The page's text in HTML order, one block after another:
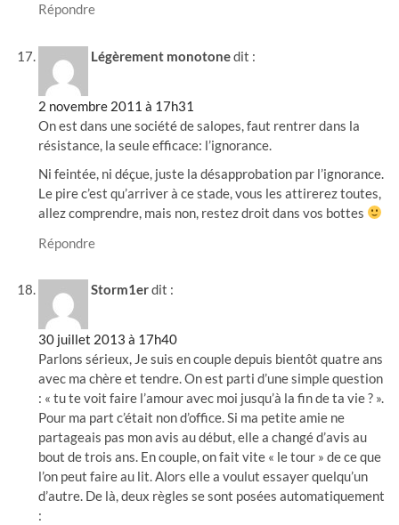
Répondre
Légèrement monotonedit :
2 novembre 2011 à 17h31
On est dans une société de salopes, faut rentrer dans la
résistance, la seule efficace: l’ignorance.
Ni feintée, ni déçue, juste la désapprobation par l’ignorance.
Le pire c’est qu’arriver à ce stade, vous les attirerez toutes,
allez comprendre, mais non, restez droit dans vos bottes
Répondre
Storm1erdit :
30 juillet 2013 à 17h40
Parlons sérieux, Je suis en couple depuis bientôt quatre ans
avec ma chère et tendre. On est parti d’une simple question
: « tu te voit faire l’amour avec moi jusqu’à la fin de ta vie ? ».
Pour ma part c’était non d’office. Si ma petite amie ne
partageais pas mon avis au début, elle a changé d’avis au
bout de trois ans. En couple, on fait vite « le tour » de ce que
l’on peut faire au lit. Alors elle a voulut essayer quelqu’un
d’autre. De là, deux règles se sont posées automatiquement
: